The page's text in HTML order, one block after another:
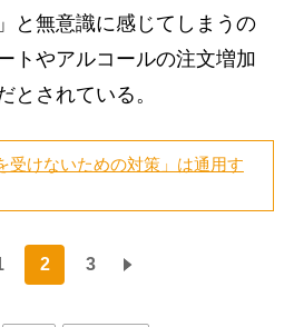
と無意識に感じてしまうの
トやアルコールの注文増加
とされている。
受けないための対策」は通用す
2 3